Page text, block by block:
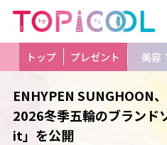
トップ プレゼント 美容
ENHYPEN SUNGHOON
2026冬季五輪のブラン
it」を公開